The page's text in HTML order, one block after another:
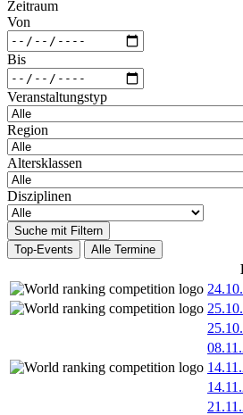
Zeitraum
Von
Bis
Veranstaltungstyp
Region
Altersklassen
Disziplinen
Suche mit Filtern
Top-Events
Alle Termine